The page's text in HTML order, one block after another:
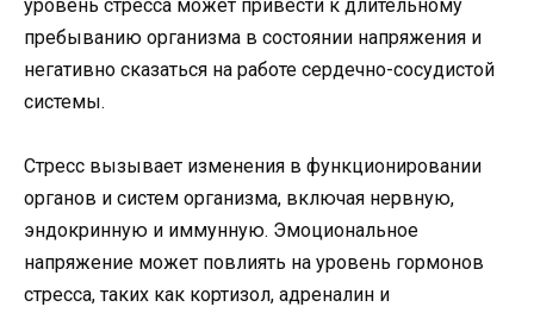
уровень стресса может привести к длительному
пребыванию организма в состоянии напряжения и
негативно сказаться на работе сердечно-сосудистой
системы.
Стресс вызывает изменения в функционировании
органов и систем организма, включая нервную,
эндокринную и иммунную. Эмоциональное
напряжение может повлиять на уровень гормонов
стресса, таких как кортизол, адреналин и